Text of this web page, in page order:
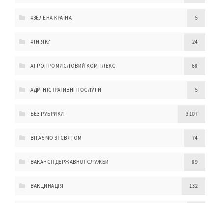
#ЗЕЛЕНА КРАЇНА 5
#ТИ ЯК? 24
АГРОПРОМИСЛОВИЙ КОМПЛЕКС 68
АДМІНІСТРАТИВНІ ПОСЛУГИ 5
БЕЗ РУБРИКИ 3 107
ВІТАЄМО ЗІ СВЯТОМ 74
ВАКАНСІЇ ДЕРЖАВНОЇ СЛУЖБИ 89
ВАКЦИНАЦІЯ 132